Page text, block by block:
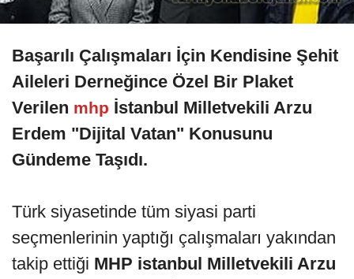
Başarılı Çalışmaları İçin Kendisine Şehit
Aileleri Derneğince Özel Bir Plaket
Verilen mhp İstanbul Milletvekili Arzu
Erdem "Dijital Vatan" Konusunu
Gündeme Taşıdı.
Türk siyasetinde tüm siyasi parti
seçmenlerinin yaptığı çalışmaları yakından
takip ettiği MHP istanbul Milletvekili Arzu